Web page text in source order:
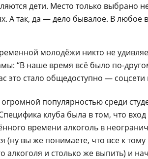
дети. Место только выбрано
А так, да — дело бывалое. В любое
молодёжи никто не
“В наше время всё было по-
это стало общедоступно —
популярностью среди
Специфика клуба была в том, что
времени алкоголь в
(ну вы же понимаете, что все к
алкоголя и столько же выпить) и